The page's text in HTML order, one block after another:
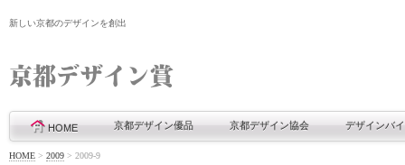
新しい京都のデザインを創出
HOME 京都デザイン優品 京都デザイン協会 デザインバ
HOME > 2009 > 2009-9